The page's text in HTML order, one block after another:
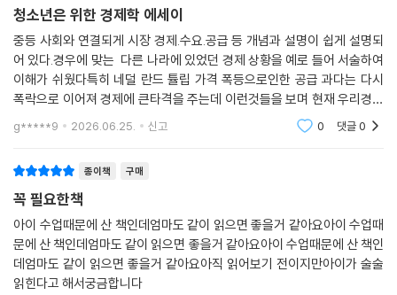
보는 방법을 깨우쳐 주고 싶은 교사들, 자녀들에게 경제 현상을 정확하게
알려 주고 싶은 학부모들에게 올바른 교육 방법을 일러주는 친절한 안내서
가 되어줄 것이다.
청소년은 위한 경제학 에세이
중등 사회와 연결되게 시장 경제.수요.공급 등 개념과 설명이 쉽게 설명되
어 있다.경우에 맞는 다른 나라에 있었던 경제 상황을 예로 들어 서술하여
이해가 쉬웠다특히 네덜 란드 튤립 가격 폭등으로인한 공급 과다는 다시
폭락으로 이어져 경제에 큰타격을 주는데 이런것들을 보며 현재 우리경제
흐름도 조금 이해하게되었다.
g*****9 2026.06.25. 신고 0 댓글0
종이책 구매
꼭 필요한책
아이 수업때문에 산 책인데엄마도 같이 읽으면 좋을거 같아요아이 수업때
문에 산 책인데엄마도 같이 읽으면 좋을거 같아요아이 수업때문에 산 책인
데엄마도 같이 읽으면 좋을거 같아요아직 읽어보기 전이지만아이가 술술
읽힌다고 해서궁금합니다